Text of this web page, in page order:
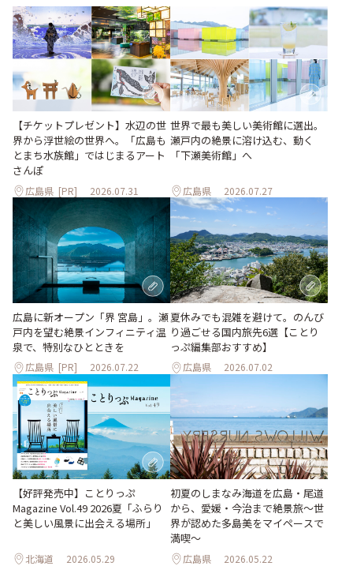
【チケットプレゼント】水辺の世
界から浮世絵の世界へ。「広島も
とまち水族館」ではじまるアート
さんぽ
広島県 [PR] 2026.07.31
世界で最も美しい美術館に選出。
瀬戸内の絶景に溶け込む、動く
「下瀬美術館」へ
広島県 2026.07.27
広島に新オープン「界 宮島」。瀬
戸内を望む絶景インフィニティ温
泉で、特別なひとときを
広島県 [PR] 2026.07.22
夏休みでも混雑を避けて。のんび
り過ごせる国内旅先6選【ことり
っぷ編集部おすすめ】
広島県 2026.07.02
【好評発売中】ことりっぷ
Magazine Vol.49 2026夏「ふらり
と美しい風景に出会える場所」
北海道 2026.05.29
初夏のしまなみ海道を広島・尾道
から、愛媛・今治まで絶景旅〜世
界が認めた多島美をマイペースで
満喫〜
広島県 2026.05.22